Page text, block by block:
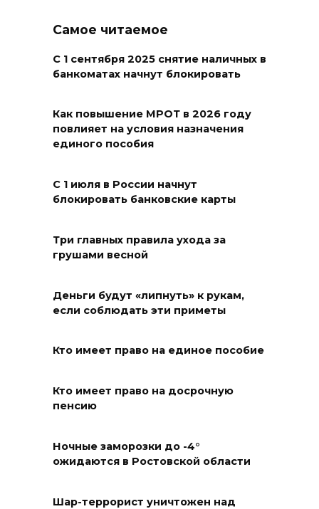
Мем с Путиным, российские
операции: основные события
6 августа
Проект Таганрогского музея
07 августа 2026 12:30
Строить. Создавать. Созидать.
От Ростовской области в
полуфинал премии
проектов
строителей в помощи
Самое читаемое
С 1 сентября 2025 снятие наличных в
банкоматах начнут блокировать
Как повышение МРОТ в 2026 году
повлияет на условия назначения
единого пособия
С 1 июля в России начнут
блокировать банковские карты
Три главных правила ухода за
грушами весной
Деньги будут «липнуть» к рукам,
если соблюдать эти приметы
Кто имеет право на единое пособие
Кто имеет право на досрочную
пенсию
Ночные заморозки до -4°
ожидаются в Ростовской области
Шар-террорист уничтожен над